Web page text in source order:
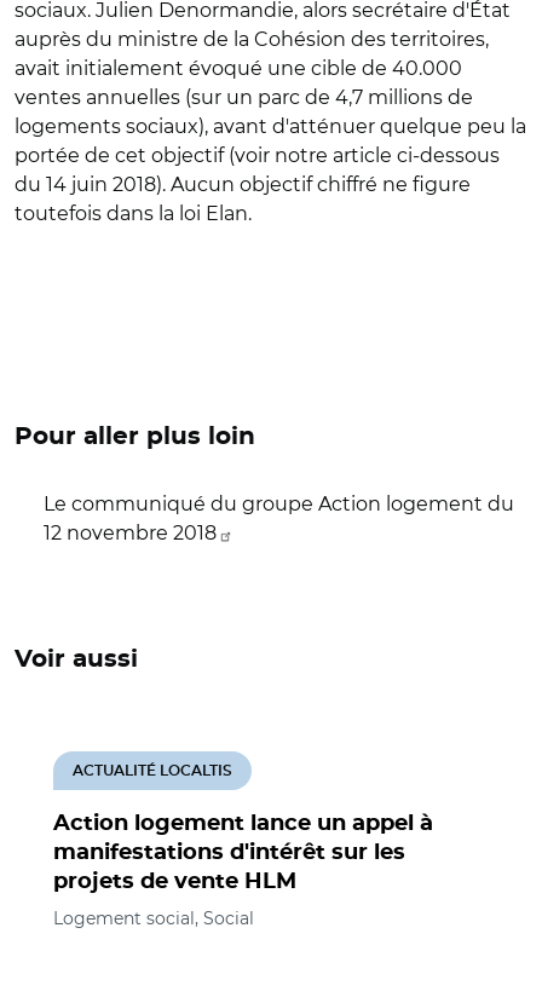
sociaux. Julien Denormandie, alors secrétaire d'État
auprès du ministre de la Cohésion des territoires,
avait initialement évoqué une cible de 40.000
ventes annuelles (sur un parc de 4,7 millions de
logements sociaux), avant d'atténuer quelque peu la
portée de cet objectif (voir notre article ci-dessous
du 14 juin 2018). Aucun objectif chiffré ne figure
toutefois dans la loi Elan.
Pour aller plus loin
Le communiqué du groupe Action logement du
12 novembre 2018
Voir aussi
Action logement lance un appel à
manifestations d'intérêt sur les
projets de vente HLM
ACTUALITÉ LOCALTIS
Logement social, Social